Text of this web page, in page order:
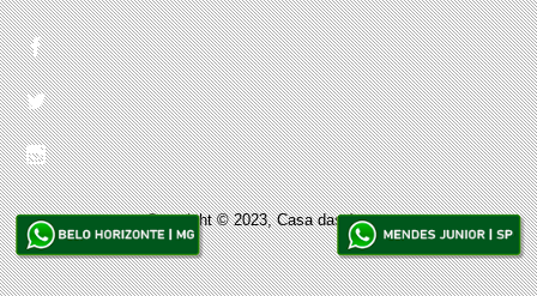
Copyright © 2023, Casa das Araras